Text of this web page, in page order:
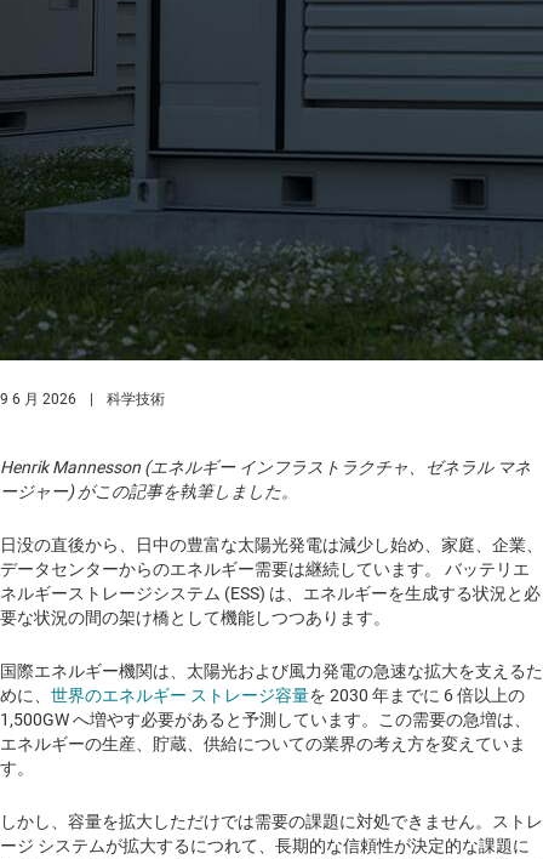
9 6 月 2026 科学技術
Henrik Mannesson (エネルギー インフラストラクチャ、ゼネラル マネ
ージャー) がこの記事を執筆しました。
日没の直後から、日中の豊富な太陽光発電は減少し始め、家庭、企業、
データセンターからのエネルギー需要は継続しています。 バッテリエ
ネルギーストレージシステム (ESS) は、エネルギーを生成する状況と必
要な状況の間の架け橋として機能しつつあります。
国際エネルギー機関は、太陽光および風力発電の急速な拡大を支えるた
めに、 世界のエネルギー ストレージ容量を 2030 年までに 6 倍以上の
1,500GW へ増やす必要があると予測しています。この需要の急増は、
エネルギーの生産、貯蔵、供給についての業界の考え方を変えていま
す。
しかし、容量を拡大しただけでは需要の課題に対処できません。ストレ
ージ システムが拡大するにつれて、長期的な信頼性が決定的な課題に